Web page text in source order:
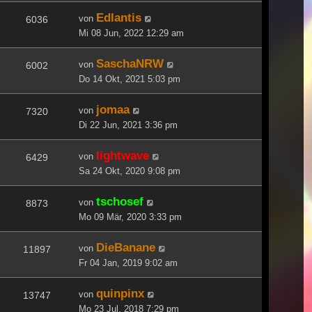
6036 von Edlantis
Mi 08 Jun, 2022 12:29 am
6002 von SaschaNRW
Do 14 Okt, 2021 5:03 pm
7320 von jomaa
Di 22 Jun, 2021 3:36 pm
6429 von lightwave
Sa 24 Okt, 2020 9:08 pm
8873 von tschosef
Mo 09 Mär, 2020 3:33 pm
11897 von DieBanane
Fr 04 Jan, 2019 9:02 am
13747 von quinpinx
Mo 23 Jul, 2018 7:29 pm